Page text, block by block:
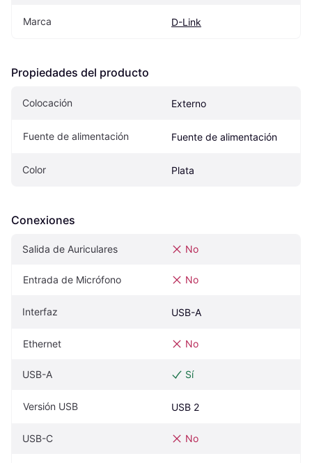
Marca D-Link
Propiedades del producto
Colocación Externo
Fuente de alimentación Fuente de alimentación
Color Plata
Conexiones
Salida de Auriculares No
Entrada de Micrófono No
Interfaz USB-A
Ethernet No
USB-A Sí
Versión USB USB 2
USB-C No